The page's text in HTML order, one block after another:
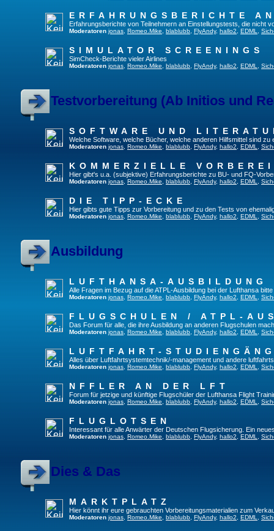
ERFAHRUNGSBERICHTE
Erfahrungsberichte von Teilnehmern an Einstellungstests, die nicht
Moderatoren jonas Romeo.Mike blablubb FlyAndy, hallo2 EDML
SIMULATOR SCREENINGS
SimCheck-Berichte vieler Airlines
Moderatoren jonas Romeo.Mike blablubb FlyAndy, hallo2 EDML
Testvorbereitung (Ab Initios und
SOFTWARE UND
Welche Software, welche Bücher, welche anderen Hilfsmittel sind zu
Moderatoren jonas Romeo.Mike blablubb FlyAndy, hallo2 EDML
KOMMERZIELLE
Hier gibt's u.a. (subjektive) Erfahrungsberichte zu BU- und FQ-
Moderatoren jonas Romeo.Mike blablubb FlyAndy, hallo2 EDML
DIE TIPP-ECKE
Hier gibts gute Tipps zur Vorbereitung und zu den Tests von
Moderatoren jonas Romeo.Mike blablubb FlyAndy, hallo2 EDML
Ausbildung
LUFTHANSA-AUSBILDUNG
Alle Fragen im Bezug auf die ATPL-Ausbildung bei der Lufthansa
Moderatoren jonas Romeo.Mike blablubb FlyAndy, hallo2 EDML
FLUGSCHULEN / ATPL-
Das Forum für alle, die ihre Ausbildung an anderen Flugschulen
Moderatoren jonas Romeo.Mike blablubb FlyAndy, hallo2 EDML
LUFTFAHRT-
Alles über Luftfahrtsystemtechnik/-management und andere
Moderatoren jonas Romeo.Mike blablubb FlyAndy, hallo2 EDML
NFFLER AN DER LFT
Forum für jetzige und künftige Flugschüler der Lufthansa Flight
Moderatoren jonas Romeo.Mike blablubb FlyAndy, hallo2 EDML
FLUGLOTSEN
Interessant für alle Anwärter der Deutschen Flugsicherung. Ein
Moderatoren jonas Romeo.Mike blablubb FlyAndy, hallo2 EDML
Dies & Das
MARKTPLATZ
Hier könnt ihr eure gebrauchten Vorbereitungsmaterialien zum
Moderatoren jonas Romeo.Mike blablubb FlyAndy, hallo2 EDML